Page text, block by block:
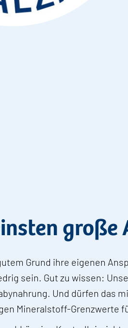
große
Grund ihre eigenen
sein. Gut zu wissen:
Und dürfen das
Mineralstoff-